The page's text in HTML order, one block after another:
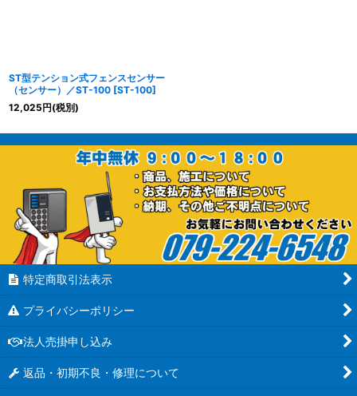
ST型テンション式フェンスセンサー
（センサー）／ST-100 [ST-100]
12,025円(税別)
特定商取引法表示
プライバシーポリシー
法人売掛申し込み
返品・初期不良・修理について